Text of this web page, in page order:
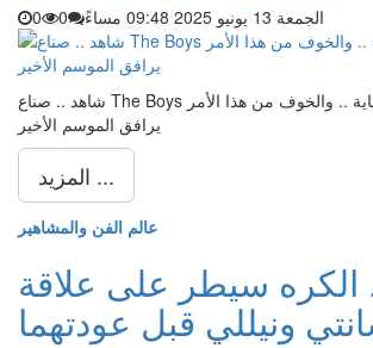
الجمعة 13 يونيو 2025 09:48 مساءً 0
0
شاهد .. صناع The Boys يواجهون تحدي النهاية .. والخوف من هذا الأمر
يرافق الموسم الأخير
المزيد ...
عالم الفن والمشاهير
سيطر على علاقة
ونيللي قبل عودتهما